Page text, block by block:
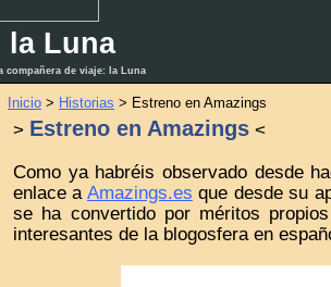
la Luna
compañera de viaje: la Luna
Inicio > Historias > Estreno en Amazings
> Estreno en Amazings <
Como ya habréis observado desde
enlace a Amazings.es que desde su
se ha convertido por méritos
interesantes de la blogosfera en